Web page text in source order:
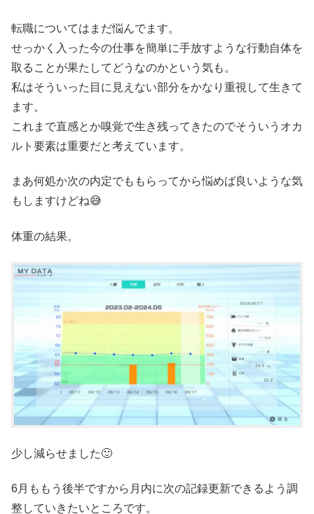
転職についてはまだ悩んでます。
せっかく入った今の仕事を簡単に手放すような行動自体を
取ることが果たしてどうなのかという気も。
私はそういった目に見えない部分をかなり重視して生きて
ます。
これまで直感とか嗅覚で生き残ってきたのでそういうオカ
ルト要素は重要だと考えています。
まあ何処か次の内定でももらってから悩めば良いような気
もしますけどね😅
体重の結果。
少し減らせました🙂
6月ももう後半ですから月内に次の記録更新できるよう調
整していきたいところです。